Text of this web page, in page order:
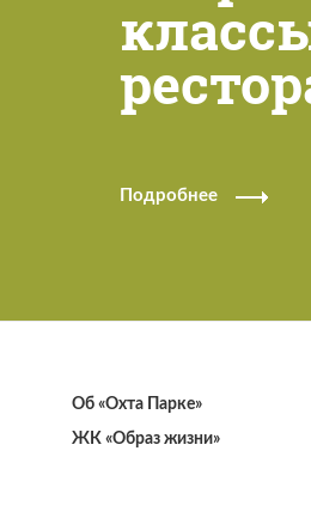
Подробнее
Об «Охта Парке»
ЖК «Образ жизни»